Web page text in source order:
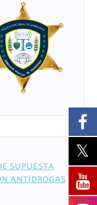
SUPUESTA
ANTIDROGAS